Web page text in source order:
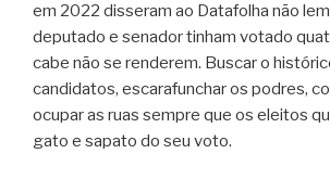
em 2022 disseram ao Datafolha não
deputado e senador tinham votado
cabe não se renderem. Buscar o
candidatos, escarafunchar os podres,
ocupar as ruas sempre que os eleitos
gato e sapato do seu voto.